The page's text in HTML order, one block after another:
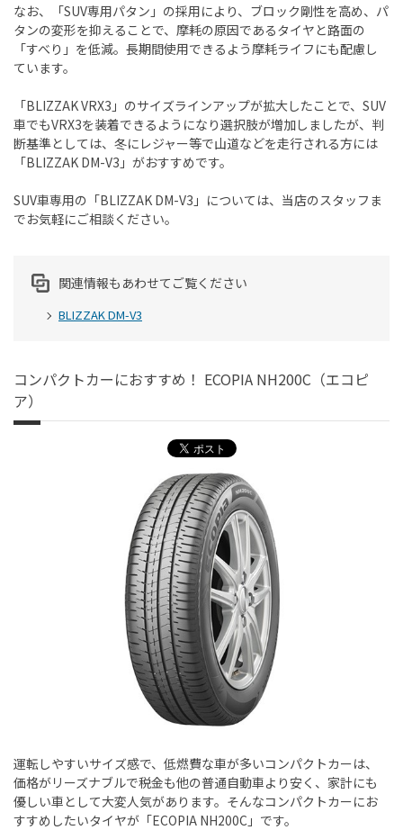
なお、「SUV専用パタン」の採用により、ブロック剛性を高め、パ
タンの変形を抑えることで、摩耗の原因であるタイヤと路面の
「すべり」を低減。長期間使用できるよう摩耗ライフにも配慮し
ています。
「BLIZZAK VRX3」のサイズラインアップが拡大したことで、SUV
車でもVRX3を装着できるようになり選択肢が増加しましたが、判
断基準としては、冬にレジャー等で山道などを走行される方には
「BLIZZAK DM-V3」がおすすめです。
SUV車専用の「BLIZZAK DM-V3」については、当店のスタッフま
でお気軽にご相談ください。
関連情報もあわせてご覧ください
BLIZZAK DM-V3
コンパクトカーにおすすめ！ ECOPIA NH200C（エコピ
ア）
運転しやすいサイズ感で、低燃費な車が多いコンパクトカーは、
価格がリーズナブルで税金も他の普通自動車より安く、家計にも
優しい車として大変人気があります。そんなコンパクトカーにお
すすめしたいタイヤが「ECOPIA NH200C」です。